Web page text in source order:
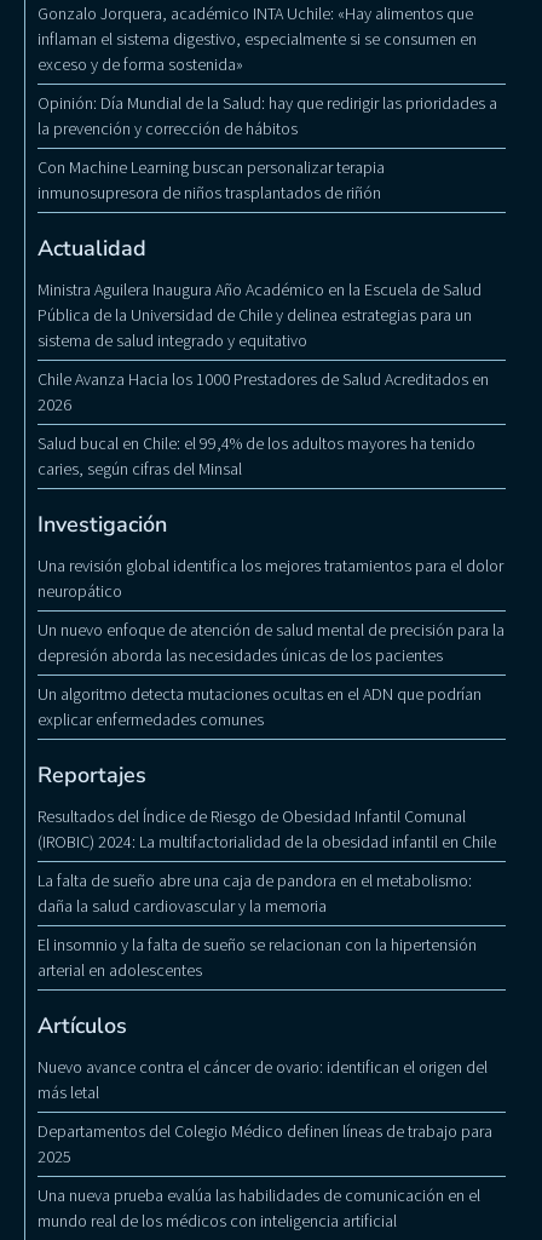
Gonzalo Jorquera, académico INTA Uchile: «Hay alimentos que
inflaman el sistema digestivo, especialmente si se consumen en
exceso y de forma sostenida»
Opinión: Día Mundial de la Salud: hay que redirigir las prioridades a
la prevención y corrección de hábitos
Con Machine Learning buscan personalizar terapia
inmunosupresora de niños trasplantados de riñón
Actualidad
Ministra Aguilera Inaugura Año Académico en la Escuela de Salud
Pública de la Universidad de Chile y delinea estrategias para un
sistema de salud integrado y equitativo
Chile Avanza Hacia los 1000 Prestadores de Salud Acreditados en
2026
Salud bucal en Chile: el 99,4% de los adultos mayores ha tenido
caries, según cifras del Minsal
Investigación
Una revisión global identifica los mejores tratamientos para el dolor
neuropático
Un nuevo enfoque de atención de salud mental de precisión para la
depresión aborda las necesidades únicas de los pacientes
Un algoritmo detecta mutaciones ocultas en el ADN que podrían
explicar enfermedades comunes
Reportajes
Resultados del Índice de Riesgo de Obesidad Infantil Comunal
(IROBIC) 2024: La multifactorialidad de la obesidad infantil en Chile
La falta de sueño abre una caja de pandora en el metabolismo:
daña la salud cardiovascular y la memoria
El insomnio y la falta de sueño se relacionan con la hipertensión
arterial en adolescentes
Artículos
Nuevo avance contra el cáncer de ovario: identifican el origen del
más letal
Departamentos del Colegio Médico definen líneas de trabajo para
2025
Una nueva prueba evalúa las habilidades de comunicación en el
mundo real de los médicos con inteligencia artificial